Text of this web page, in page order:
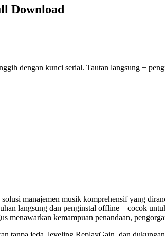
Download
dengan kunci serial. Tautan langsung +
manajemen musik komprehensif yang
langsung dan penginstal offline – cocok
menawarkan kemampuan penandaan,